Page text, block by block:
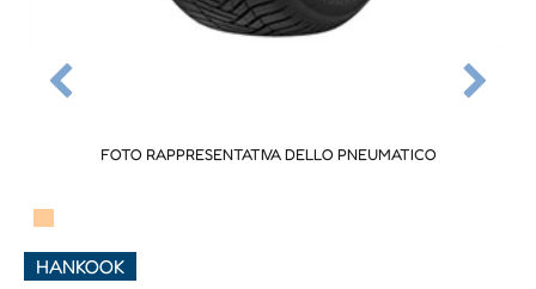
FOTO RAPPRESENTATIVA DELLO PNEUMATICO
▀
HANKOOK